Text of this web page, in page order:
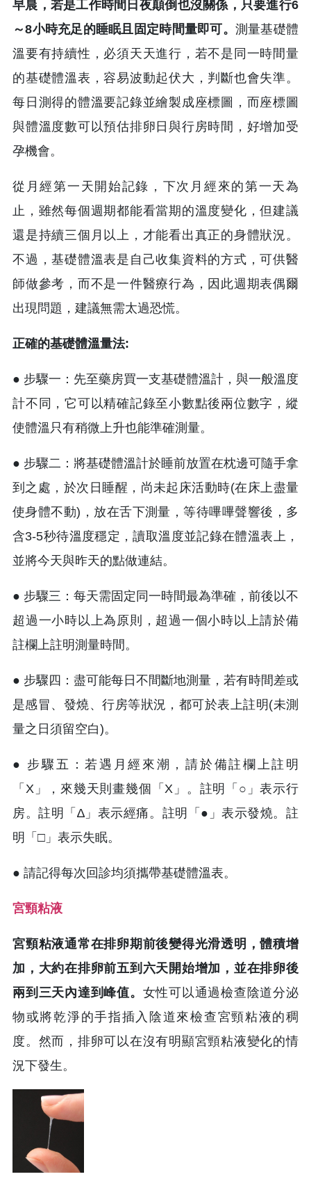
早晨，若是工作時間日夜顛倒也沒關係，只要進行6
～8小時充足的睡眠且固定時間量即可。 測量基礎體
溫要有持續性，必須天天進行，若不是同一時間量
的基礎體溫表，容易波動起伏大，判斷也會失準。
每日測得的體溫要記錄並繪製成座標圖，而座標圖
與體溫度數可以預估排卵日與行房時間，好增加受
孕機會。
從月經第一天開始記錄，下次月經來的第一天為
止，雖然每個週期都能看當期的溫度變化，但建議
還是持續三個月以上，才能看出真正的身體狀況。
不過，基礎體溫表是自己收集資料的方式，可供醫
師做參考，而不是一件醫療行為，因此週期表偶爾
出現問題，建議無需太過恐慌。
正確的基礎體溫量法:
● 步驟一：先至藥房買一支基礎體溫計，與一般溫度
計不同，它可以精確記錄至小數點後兩位數字，縱
使體溫只有稍微上升也能準確測量。
● 步驟二：將基礎體溫計於睡前放置在枕邊可隨手拿
到之處，於次日睡醒，尚未起床活動時(在床上盡量
使身體不動)，放在舌下測量，等待嗶嗶聲響後，多
含3-5秒待溫度穩定，讀取溫度並記錄在體溫表上，
並將今天與昨天的點做連結。
● 步驟三：每天需固定同一時間最為準確，前後以不
超過一小時以上為原則，超過一個小時以上請於備
註欄上註明測量時間。
● 步驟四：盡可能每日不間斷地測量，若有時間差或
是感冒、發燒、行房等狀況，都可於表上註明(未測
量之日須留空白)。
● 步驟五：若遇月經來潮，請於備註欄上註明
「X」，來幾天則畫幾個「X」。註明「○」表示行
房。註明「∆」表示經痛。註明「●」表示發燒。註
明「□」表示失眠。
● 請記得每次回診均須攜帶基礎體溫表。
宮頸粘液
宮頸粘液通常在排卵期前後變得光滑透明，體積增
加，大約在排卵前五到六天開始增加，並在排卵後
兩到三天內達到峰值。 女性可以通過檢查陰道分泌
物或將乾淨的手指插入陰道來檢查宮頸粘液的稠
度。然而，排卵可以在沒有明顯宮頸粘液變化的情
況下發生。